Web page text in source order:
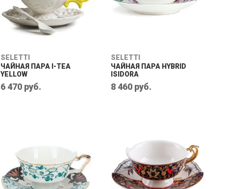
SELETTI
ЧАЙНАЯ ПАРА I-TEA
YELLOW
6 470 руб.
SELETTI
ЧАЙНАЯ ПАРА HYBRID
ISIDORA
8 460 руб.